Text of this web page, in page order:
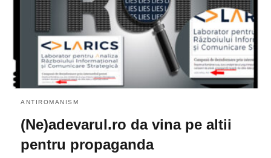
ANTIROMANISM
(Ne)adevarul.ro da vina pe altii
pentru propaganda